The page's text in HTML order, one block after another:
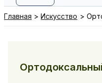
Главная Искусство